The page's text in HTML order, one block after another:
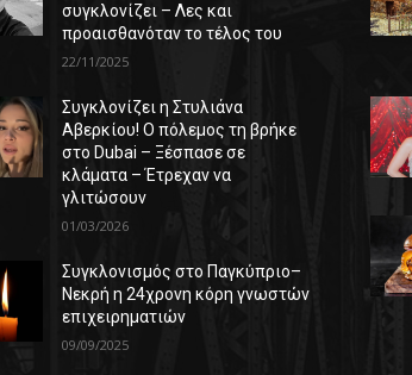
συγκλονίζει – Λες και
προαισθανόταν το τέλος του
22/11/2025
Συγκλονίζει η Στυλιάνα
Αβερκίου! Ο πόλεμος τη βρήκε
στο Dubai – Ξέσπασε σε
κλάματα – Έτρεχαν να
γλιτώσουν
01/03/2026
Συγκλονισμός στο Παγκύπριο–
Νεκρή η 24χρονη κόρη γνωστών
επιχειρηματιών
09/09/2025